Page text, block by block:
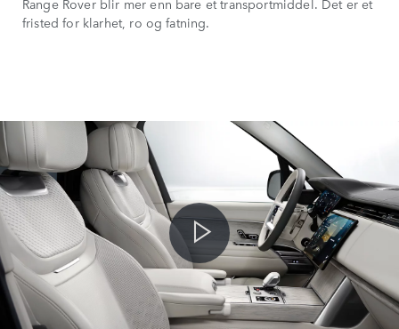
Range Rover blir mer enn bare et transportmiddel. Det er et
fristed for klarhet, ro og fatning.